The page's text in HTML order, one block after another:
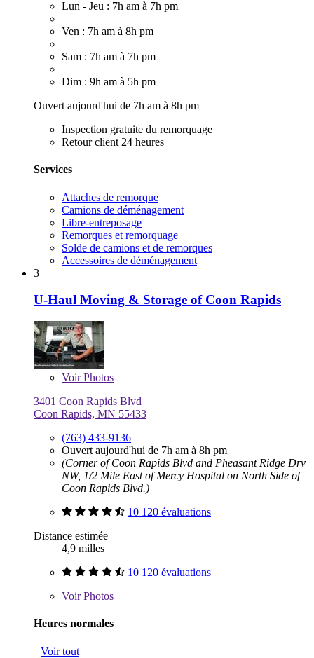
Lun - Jeu : 7h am à 7h pm
Ven : 7h am à 8h pm
Sam : 7h am à 7h pm
Dim : 9h am à 5h pm
Ouvert aujourd'hui de 7h am à 8h pm
Inspection gratuite du remorquage
Retour client 24 heures
Services
Attaches de remorque
Camions de déménagement
Libre-entreposage
Remorques et remorquage
Solde de camions et de remorques
Accessoires de déménagement
3
U-Haul Moving & Storage of Coon Rapids
VoirPhotos
3401 Coon Rapids Blvd
Coon Rapids, MN 55433
(763) 433-9136
Ouvert aujourd'hui de 7h am à 8h pm
(Corner of Coon Rapids Blvd and Pheasant Ridge Drv
NW, 1/2 Mile East of Mercy Hospital on North Side of
Coon Rapids Blvd.)
10 120 évaluations
Distance estimée
4,9 milles
10 120 évaluations
VoirPhotos
Heures normales
Voir tout